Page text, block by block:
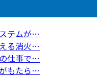
テムが…
る消火…
仕事で…
もたら…